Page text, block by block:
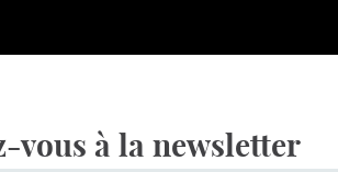
vous à la newsletter